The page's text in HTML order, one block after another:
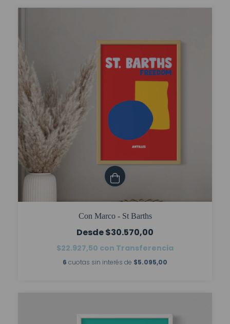
Con Marco - St Barths
$30.570,00
$22.927,50 con Transferencia
6 cuotas sin interés de $5.095,00